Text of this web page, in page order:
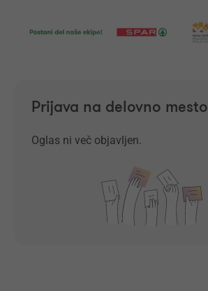
Prijava na delovno mesto
Oglas ni več objavljen.